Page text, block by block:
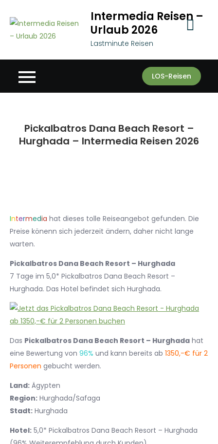
content
Intermedia Reisen –
Urlaub 2026
Lastminute Reisen
LOS-Reisen
Pickalbatros Dana Beach Resort –
Hurghada – Intermedia Reisen 2026
Intermedia hat dieses tolle Reiseangebot gefunden. Die
Preise könenn sich jederzeit ändern, daher nicht lange
warten.
Pickalbatros Dana Beach Resort – Hurghada
7 Tage im 5,0* Pickalbatros Dana Beach Resort –
Hurghada. Das Hotel befindet sich Hurghada.
Das Pickalbatros Dana Beach Resort – Hurghada hat
eine Bewertung von 96% und kann bereits ab 1350,-€ für 2
Personen gebucht werden.
Land: Ägypten
Region: Hurghada/Safaga
Stadt: Hurghada
Hotel: 5,0* Pickalbatros Dana Beach Resort – Hurghada